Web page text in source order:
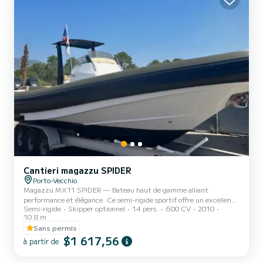
Cantieri magazzu SPIDER
Porto-Vecchio
Magazzu MX11 SPIDER — Bateau haut de gamme alliant
performance et élégance. Ce semi-rigide sportif offre un excellent
passage en mer, une grande stabilité et un confort premium. Idéal
pour des sorties à la journée ou des escapades plus longues, il dispose
d’un espace de vie convivial, de bains de soleil spacieux et
d’équipements de qualité. Parfait pour profiter pleinement de la
mer en toute sécurité et avec style.
Semi-rigide Skipper optionnel 14 pers. 600 CV
2010
10.8 m
Sans permis
à partir de $1 617,56